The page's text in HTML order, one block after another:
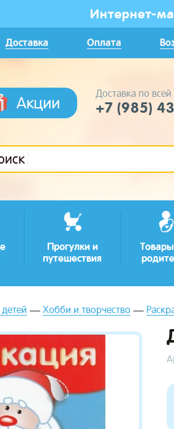
Интернет-
Доставка Оплата
Акции
Доставка по всей
+7 (985)
Прогулки и
путешествия
Хобби и творчество